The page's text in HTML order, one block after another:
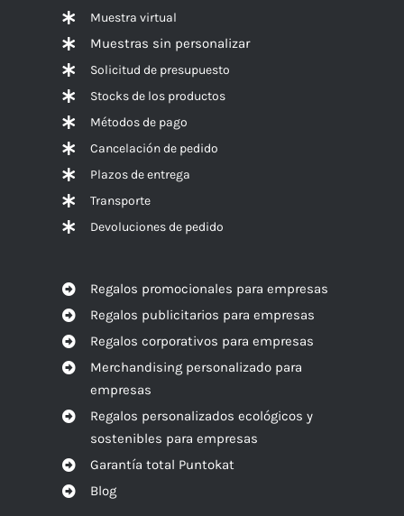
Muestra virtual
Muestras sin personalizar
Solicitud de presupuesto
Stocks de los productos
Métodos de pago
Cancelación de pedido
Plazos de entrega
Transporte
Devoluciones de pedido
Regalos promocionales para empresas
Regalos publicitarios para empresas
Regalos corporativos para empresas
Merchandising personalizado para
empresas
Regalos personalizados ecológicos y
sostenibles para empresas
Garantía total Puntokat
Blog